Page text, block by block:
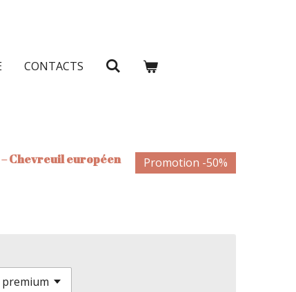
CONTACTS
Chevreuil européen Promotion -50%